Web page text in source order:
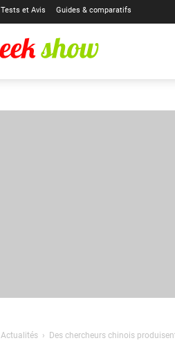
Tests et Avis Guides & comparatifs
Actualités Des chercheurs chinois